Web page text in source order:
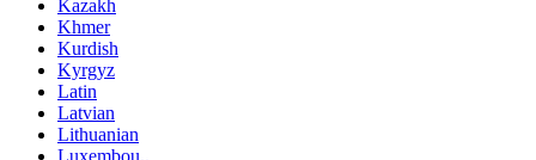
Kazakh
Khmer
Kurdish
Kyrgyz
Latin
Latvian
Lithuanian